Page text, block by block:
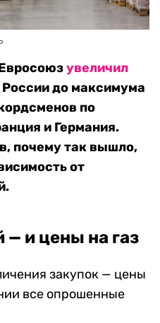
увеличил
до максимума
по
и Германия.
почему так вышло,
от
и цены на газ
закупок — цены
все опрошенные